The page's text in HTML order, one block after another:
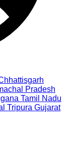
Pradesh
Tamil Nadu
Tripura Gujarat